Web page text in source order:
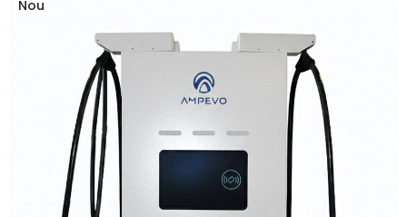
Nou